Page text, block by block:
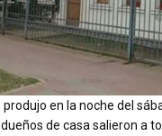
produjo en la noche del
de casa salieron a